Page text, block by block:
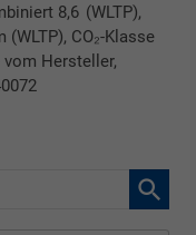
8,6 (WLTP),
CO₂-Klasse
vom Hersteller,